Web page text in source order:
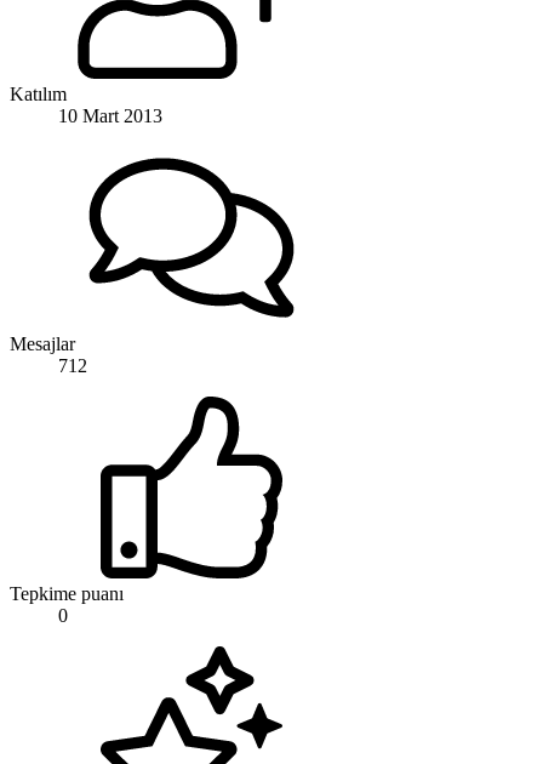
Katılım
10 Mart 2013
Mesajlar
712
Tepkime puanı
0